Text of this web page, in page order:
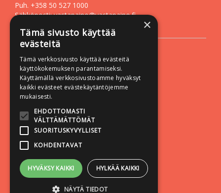
Puh. +358 50 527 1000
Sähköposti:vastapaino@vastapaino.fi
Lisätietoa
Toimitusehdot
Käyttöohjeet
Tietosuojaseloste
Saavutettavuusseloste
×
Tämä sivusto käyttää
evästeitä
Tämä verkkosivusto käyttää evästeitä
käyttökokemuksen parantamiseksi.
Käyttämällä verkkosivustoamme hyväksyt
kaikki evästeet evästekäytäntöjemme
mukaisesti.
EHDOTTOMASTI
VÄLTTÄMÄTTÖMÄT
SUORITUSKYVYLLISET
KOHDENTAVAT
HYVÄKSY KAIKKI HYLKÄÄ KAIKKI
NÄYTÄ TIEDOT